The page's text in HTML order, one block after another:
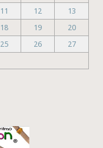
11 12
13
18 19
20
25 26
27